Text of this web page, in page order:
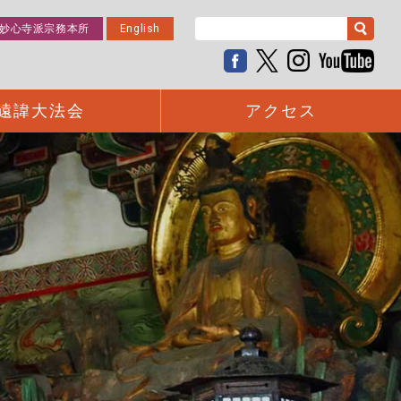
心寺派宗務本所 English
諱大法会 アクセス